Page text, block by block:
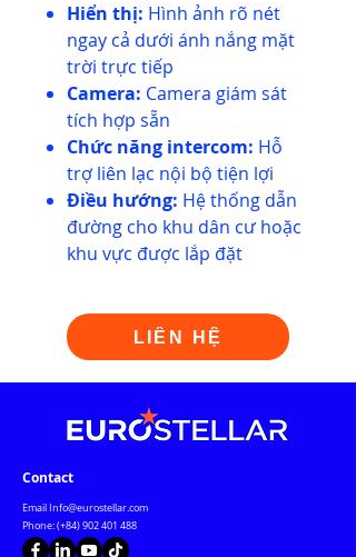
Hiển thị: Hình ảnh rõ nét
ngay cả dưới ánh nắng mặt
trời trực tiếp
Camera: Camera giám sát
tích hợp sẵn
Chức năng intercom: Hỗ
trợ liên lạc nội bộ tiện lợi
Điều hướng: Hệ thống dẫn
đường cho khu dân cư hoặc
khu vực được lắp đặt
LIÊN HỆ
Contact
EmailInfo@eurostellar.com
Phone: (+84)902 401 488